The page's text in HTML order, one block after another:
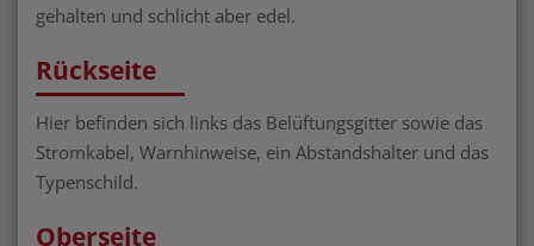
gehalten und schlicht aber edel.
Rückseite
Hier befinden sich links das Belüftungsgitter sowie das
Stromkabel, Warnhinweise, ein Abstandshalter und das
Typenschild.
Oberseite